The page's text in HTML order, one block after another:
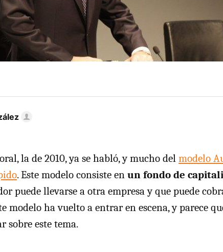
la de 2010, ya se habló, y mucho del modelo
. Este modelo consiste en un fondo de
puede llevarse a otra empresa y que puede
modelo ha vuelto a entrar en escena, y parece
sobre este tema.